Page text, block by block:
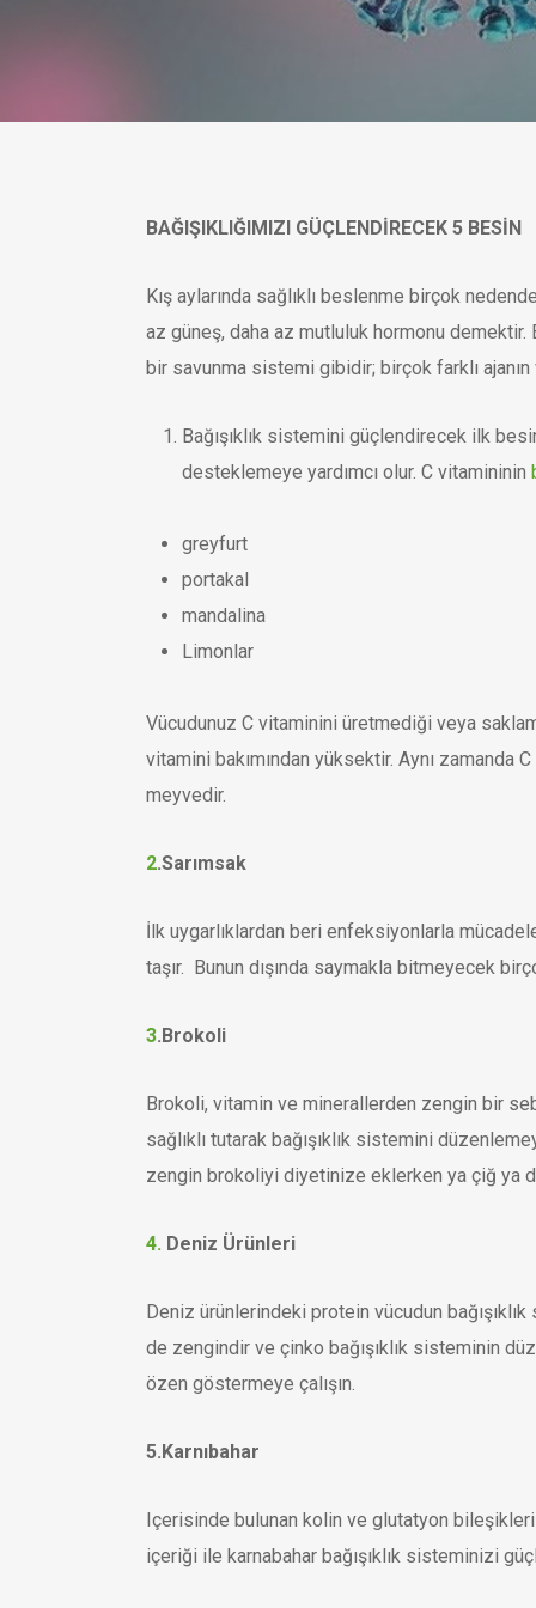
BAĞIŞIKLIĞIMIZI GÜÇLENDİRECEK 5 BESİN
Kış aylarında sağlıklı beslenme birçok
az güneş, daha az mutluluk hormonu demektir.
bir savunma sistemi gibidir; birçok farklı
Bağışıklık sistemini güçlendirecek ilk
desteklemeye yardımcı olur. C vitamininin
greyfurt
portakal
mandalina
Limonlar
Vücudunuz C vitaminini üretmediği veya
vitamini bakımından yüksektir. Aynı zamanda
meyvedir.
2.Sarımsak
İlk uygarlıklardan beri enfeksiyonlarla
taşır. Bunun dışında saymakla bitmeyecek
3.Brokoli
Brokoli, vitamin ve minerallerden zengin bir
sağlıklı tutarak bağışıklık sistemini
zengin brokoliyi diyetinize eklerken ya çiğ ya
4. Deniz Ürünleri
Deniz ürünlerindeki protein vücudun
de zengindir ve çinko bağışıklık sisteminin
özen göstermeye çalışın.
5.Karnıbahar
Içerisinde bulunan kolin ve glutatyon
içeriği ile karnabahar bağışıklık sisteminizi